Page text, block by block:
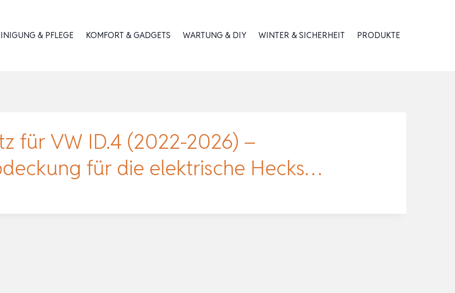
& PFLEGE KOMFORT & GADGETS WARTUNG & DIY WINTER & SICHERHEIT PRODUKTE
für VW ID.4 (2022-2026) –
für die elektrische Hecks…